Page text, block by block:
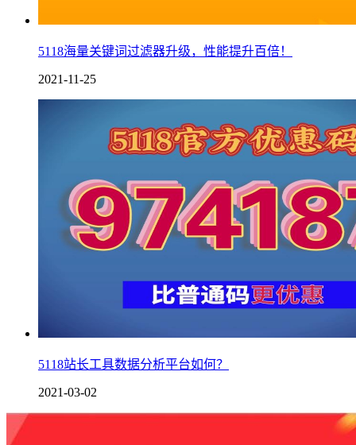
5118海量关键词过滤器升级，性能提升百倍！
2021-11-25
5118站长工具数据分析平台如何？
2021-03-02